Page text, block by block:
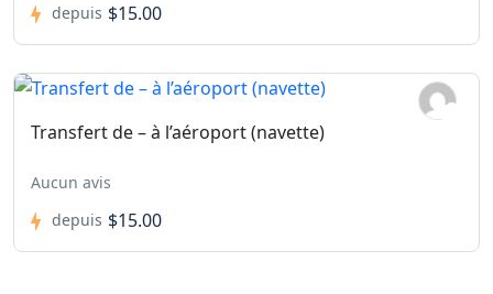
depuis $15.00
Transfert de – à l’aéroport (navette)
Aucun avis
depuis $15.00